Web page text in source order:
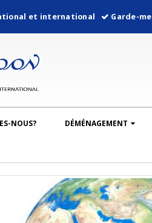
et international Garde-
NOUS? DÉMÉNAGEMENT